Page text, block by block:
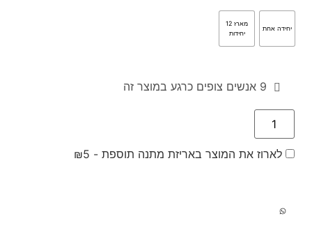
יחידה אחת
מארז 12
יחידות
9 אנשים צופים כרגע במוצר זה
לארוז את המוצר באריזת מתנה תוספת - ₪5